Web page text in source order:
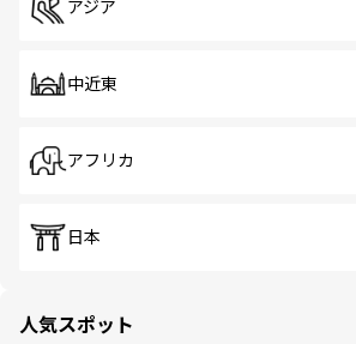
アジア
中近東
アフリカ
日本
人気スポット